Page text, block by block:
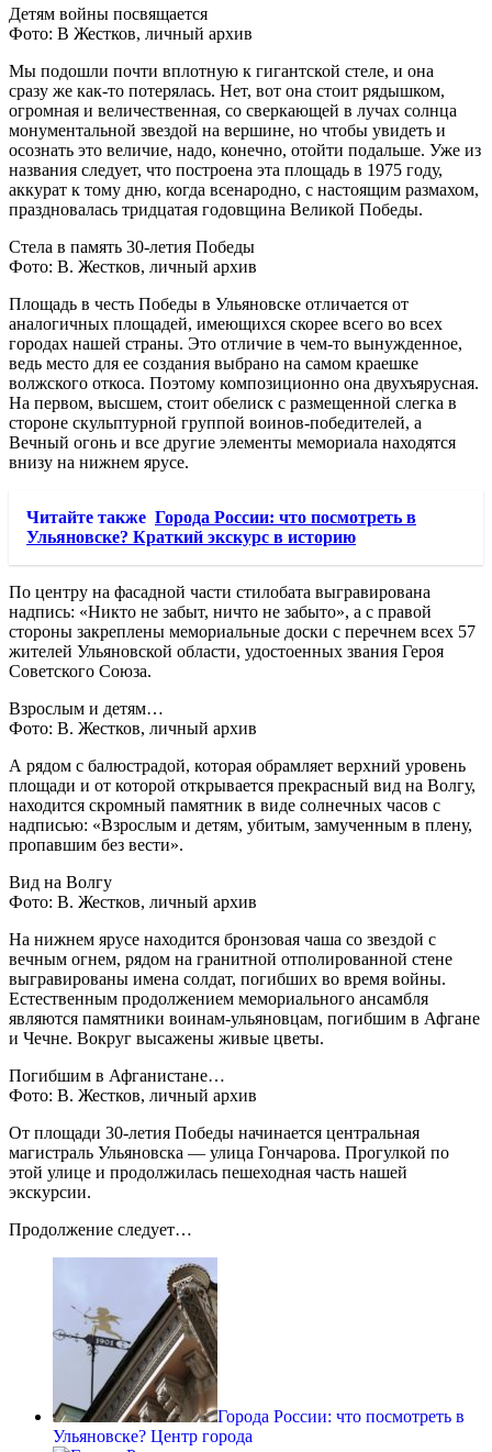
Детям войны посвящается
Фото: В Жестков, личный архив
Мы подошли почти вплотную к гигантской стеле, и она
сразу же как-то потерялась. Нет, вот она стоит рядышком,
огромная и величественная, со сверкающей в лучах солнца
монументальной звездой на вершине, но чтобы увидеть и
осознать это величие, надо, конечно, отойти подальше. Уже из
названия следует, что построена эта площадь в 1975 году,
аккурат к тому дню, когда всенародно, с настоящим размахом,
праздновалась тридцатая годовщина Великой Победы.
Стела в память 30-летия Победы
Фото: В. Жестков, личный архив
Площадь в честь Победы в Ульяновске отличается от
аналогичных площадей, имеющихся скорее всего во всех
городах нашей страны. Это отличие в чем-то вынужденное,
ведь место для ее создания выбрано на самом краешке
волжского откоса. Поэтому композиционно она двухъярусная.
На первом, высшем, стоит обелиск с размещенной слегка в
стороне скульптурной группой воинов-победителей, а
Вечный огонь и все другие элементы мемориала находятся
внизу на нижнем ярусе.
Читайте также Города России: что посмотреть в
Ульяновске? Краткий экскурс в историю
По центру на фасадной части стилобата выгравирована
надпись: «Никто не забыт, ничто не забыто», а с правой
стороны закреплены мемориальные доски с перечнем всех 57
жителей Ульяновской области, удостоенных звания Героя
Советского Союза.
Взрослым и детям…
Фото: В. Жестков, личный архив
А рядом с балюстрадой, которая обрамляет верхний уровень
площади и от которой открывается прекрасный вид на Волгу,
находится скромный памятник в виде солнечных часов с
надписью: «Взрослым и детям, убитым, замученным в плену,
пропавшим без вести».
Вид на Волгу
Фото: В. Жестков, личный архив
На нижнем ярусе находится бронзовая чаша со звездой с
вечным огнем, рядом на гранитной отполированной стене
выгравированы имена солдат, погибших во время войны.
Естественным продолжением мемориального ансамбля
являются памятники воинам-ульяновцам, погибшим в Афгане
и Чечне. Вокруг высажены живые цветы.
Погибшим в Афганистане…
Фото: В. Жестков, личный архив
От площади 30-летия Победы начинается центральная
магистраль Ульяновска — улица Гончарова. Прогулкой по
этой улице и продолжилась пешеходная часть нашей
экскурсии.
Продолжение следует…
Города России: что посмотреть в
Ульяновске? Центр города